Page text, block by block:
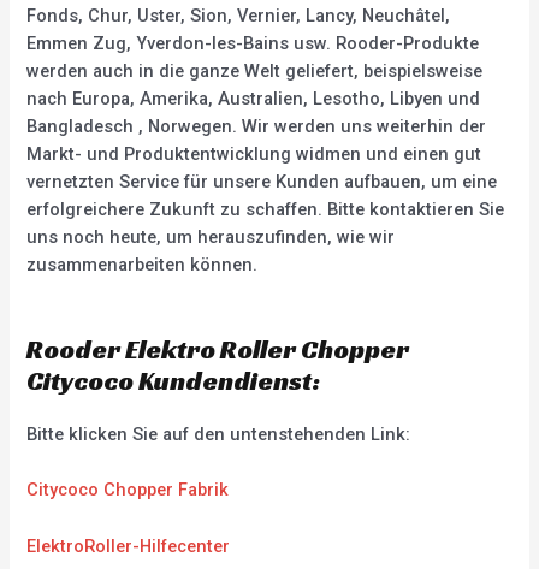
Fonds, Chur, Uster, Sion, Vernier, Lancy, Neuchâtel,
Emmen Zug, Yverdon-les-Bains usw. Rooder-Produkte
werden auch in die ganze Welt geliefert, beispielsweise
nach Europa, Amerika, Australien, Lesotho, Libyen und
Bangladesch , Norwegen. Wir werden uns weiterhin der
Markt- und Produktentwicklung widmen und einen gut
vernetzten Service für unsere Kunden aufbauen, um eine
erfolgreichere Zukunft zu schaffen. Bitte kontaktieren Sie
uns noch heute, um herauszufinden, wie wir
zusammenarbeiten können.
Rooder Elektro Roller Chopper
Citycoco Kundendienst:
Bitte klicken Sie auf den untenstehenden Link:
Citycoco Chopper Fabrik
ElektroRoller-Hilfecenter